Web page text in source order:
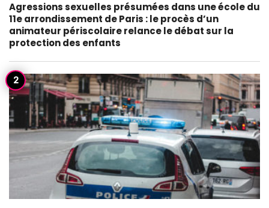
Agressions sexuelles présumées dans une école du
11e arrondissement de Paris : le procès d’un
animateur périscolaire relance le débat sur la
protection des enfants